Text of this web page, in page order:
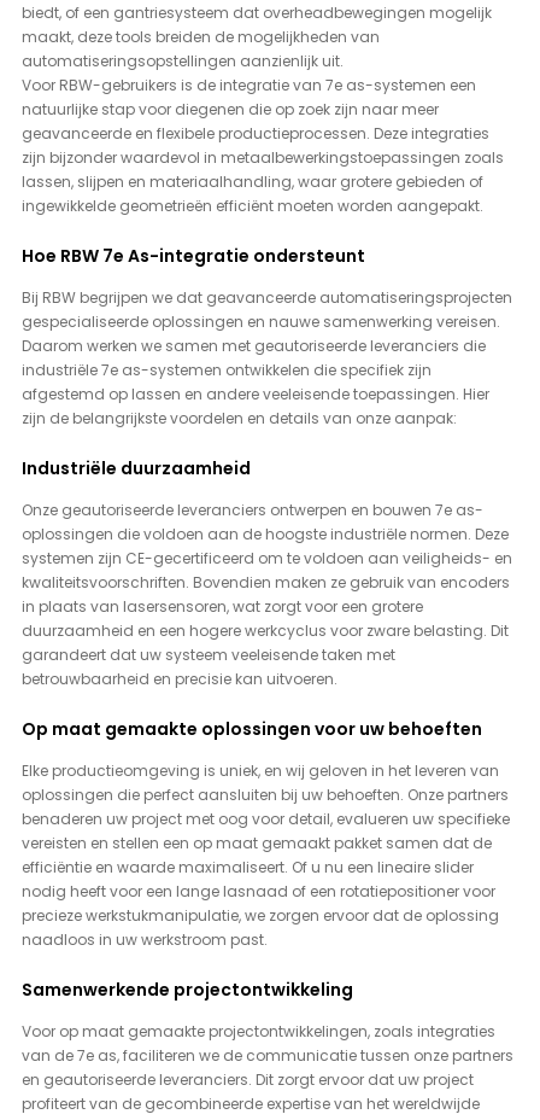
biedt, of een gantriesysteem dat overheadbewegingen mogelijk
maakt, deze tools breiden de mogelijkheden van
automatiseringsopstellingen aanzienlijk uit.
Voor RBW-gebruikers is de integratie van 7e as-systemen een
natuurlijke stap voor diegenen die op zoek zijn naar meer
geavanceerde en flexibele productieprocessen. Deze integraties
zijn bijzonder waardevol in metaalbewerkingstoepassingen zoals
lassen, slijpen en materiaalhandling, waar grotere gebieden of
ingewikkelde geometrieën efficiënt moeten worden aangepakt.
Hoe RBW 7e As-integratie ondersteunt
Bij RBW begrijpen we dat geavanceerde automatiseringsprojecten
gespecialiseerde oplossingen en nauwe samenwerking vereisen.
Daarom werken we samen met geautoriseerde leveranciers die
industriële 7e as-systemen ontwikkelen die specifiek zijn
afgestemd op lassen en andere veeleisende toepassingen. Hier
zijn de belangrijkste voordelen en details van onze aanpak:
Industriële duurzaamheid
Onze geautoriseerde leveranciers ontwerpen en bouwen 7e as-
oplossingen die voldoen aan de hoogste industriële normen. Deze
systemen zijn CE-gecertificeerd om te voldoen aan veiligheids- en
kwaliteitsvoorschriften. Bovendien maken ze gebruik van encoders
in plaats van lasersensoren, wat zorgt voor een grotere
duurzaamheid en een hogere werkcyclus voor zware belasting. Dit
garandeert dat uw systeem veeleisende taken met
betrouwbaarheid en precisie kan uitvoeren.
Op maat gemaakte oplossingen voor uw behoeften
Elke productieomgeving is uniek, en wij geloven in het leveren van
oplossingen die perfect aansluiten bij uw behoeften. Onze partners
benaderen uw project met oog voor detail, evalueren uw specifieke
vereisten en stellen een op maat gemaakt pakket samen dat de
efficiëntie en waarde maximaliseert. Of u nu een lineaire slider
nodig heeft voor een lange lasnaad of een rotatiepositioner voor
precieze werkstukmanipulatie, we zorgen ervoor dat de oplossing
naadloos in uw werkstroom past.
Samenwerkende projectontwikkeling
Voor op maat gemaakte projectontwikkelingen, zoals integraties
van de 7e as, faciliteren we de communicatie tussen onze partners
en geautoriseerde leveranciers. Dit zorgt ervoor dat uw project
profiteert van de gecombineerde expertise van het wereldwijde